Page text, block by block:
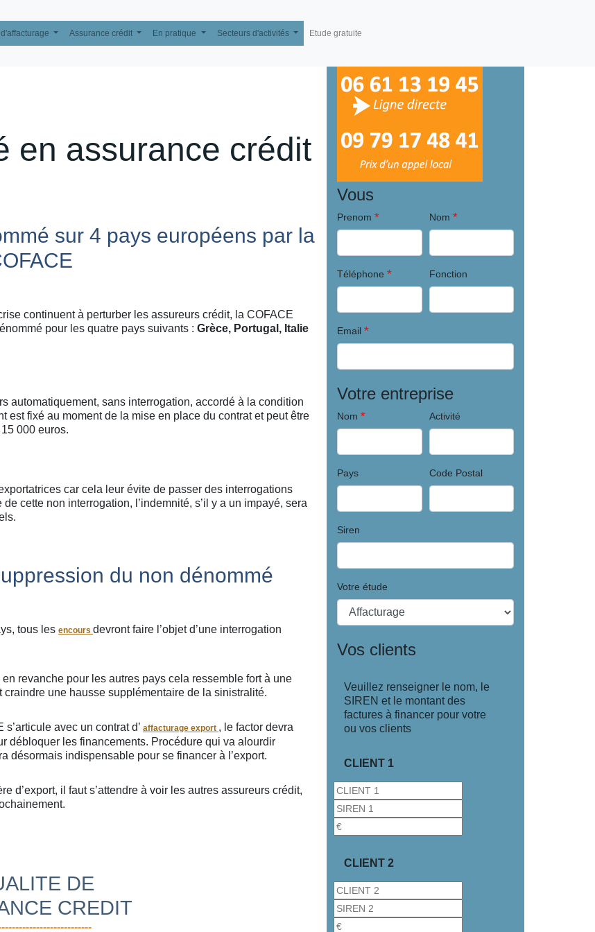
Assurance crédit En pratique Secteurs d'activités Etude gratuite
en assurance crédit
sur 4 pays européens par la
continuent à perturber les assureurs crédit, la COFACE
pour les quatre pays suivants : Grèce, Portugal, Italie
automatiquement, sans interrogation, accordé à la condition
est fixé au moment de la mise en place du contrat et peut être
000 euros.
car cela leur évite de passer des interrogations
cette non interrogation, l’indemnité, s’il y a un impayé, sera
du non dénommé
tous les encours devront faire l’objet d’une interrogation
revanche pour les autres pays cela ressemble fort à une
une hausse supplémentaire de la sinistralité.
avec un contrat d’ affacturage export , le factor devra
débloquer les financements. Procédure qui va alourdir
désormais indispensable pour se financer à l’export.
d’export, il faut s’attendre à voir les autres assureurs crédit,
DE
CREDIT
Vous
Prenom * Nom *
Téléphone * Fonction
Email *
Votre entreprise
Nom * Activité
Pays Code Postal
Siren
Votre étude
Vos clients
Veuillez renseigner le nom, le
SIREN et le montant des
factures à financer pour votre
ou vos clients
CLIENT 1
CLIENT 2